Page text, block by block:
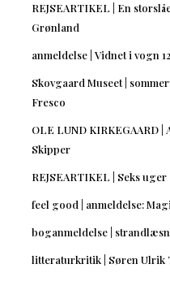
REJSEARTIKEL | En
Grønland
anmeldelse | Vidnet i vogn
Skovgaard Museet |
Fresco
OLE LUND KIRKEGAARD
Skipper
REJSEARTIKEL | Seks
feel good | anmeldelse:
boganmeldelse |
litteraturkritik | Søren Ulrik